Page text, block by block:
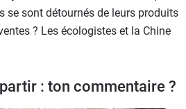
se sont détournés de leurs produits
? Les écologistes et la Chine
: ton commentaire ?